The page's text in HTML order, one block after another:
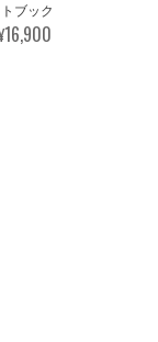
トブック
¥16,900